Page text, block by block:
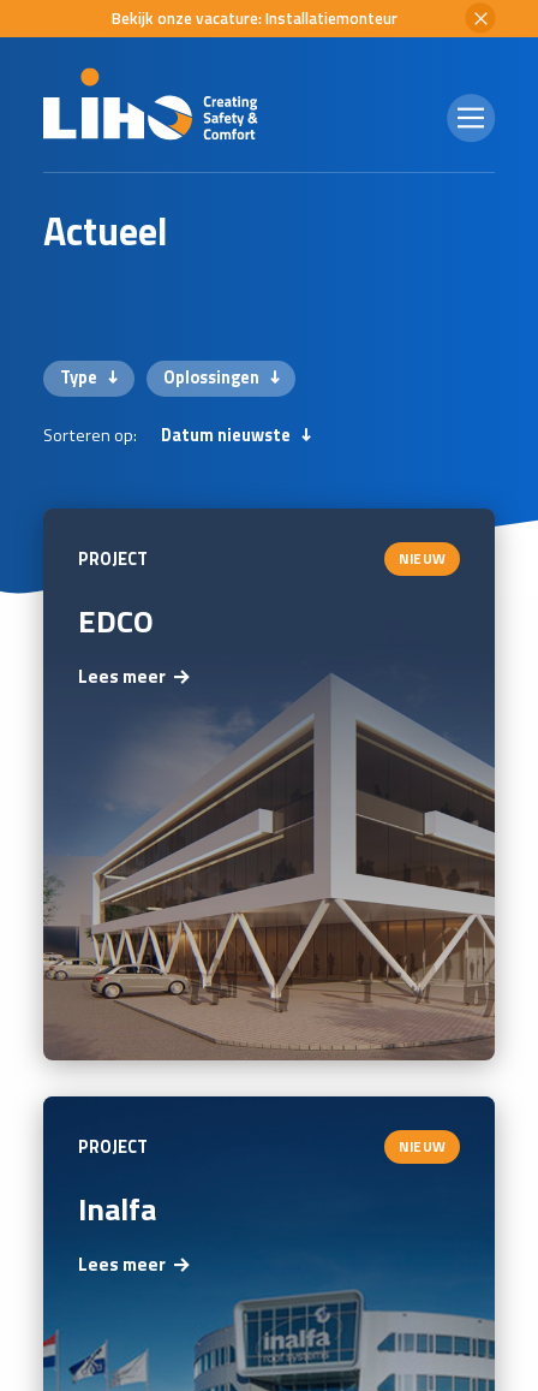
Bekijk onze vacature: Installatiemonteur
Actueel
Type Oplossingen
Sorteren op: Datum nieuwste
PROJECT NIEUW
EDCO
Lees meer
PROJECT NIEUW
Inalfa
Lees meer